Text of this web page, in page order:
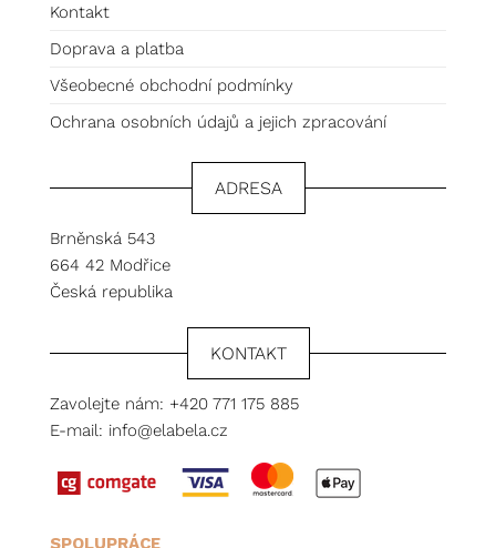
Kontakt
Doprava a platba
Všeobecné obchodní podmínky
Ochrana osobních údajů a jejich zpracování
ADRESA
Brněnská 543
664 42 Modřice
Česká republika
KONTAKT
Zavolejte nám: +420 771 175 885
E-mail: info@elabela.cz
SPOLUPRÁCE